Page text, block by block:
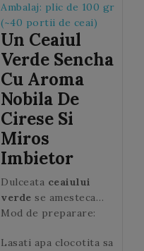
Ambalaj: plic de 100 gr
(~40 portii de ceai)
Un Ceaiul
Verde Sencha
Cu Aroma
Nobila De
Cirese Si
Miros
Imbietor
Dulceata ceaiului
verde se amesteca
minunat cu parfumul
de trandafir pentru a
Mod de preparare:
Lasati apa clocotita sa